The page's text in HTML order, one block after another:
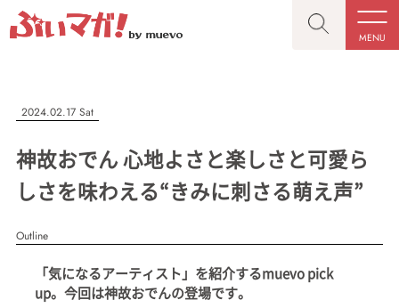
MENU
CLOSE
記事を検索する
人気ワード
#VTuber/VSinger #男性 #女性 #バ美肉 #男の娘
CLOSE
“推しへの応援を形にする”VTuber専門メディア
MENU
記事一覧
2024.02.17 Sat
神故おでん 心地よさと楽しさと可愛ら
しさを味わえる“きみに刺さる萌え声”
Outline
「気になるアーティスト」を紹介するmuevo pick
up。今回は神故おでんの登場です。